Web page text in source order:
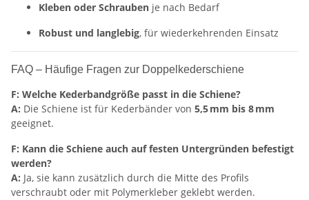
Kleben oder Schrauben je nach Bedarf
Robust und langlebig, für wiederkehrenden Einsatz
FAQ – Häufige Fragen zur Doppelkederschiene
F: Welche Kederbandgröße passt in die Schiene?
A: Die Schiene ist für Kederbänder von 5,5 mm bis 8 mm
geeignet.
F: Kann die Schiene auch auf festen Untergründen befestigt
werden?
A: Ja, sie kann zusätzlich durch die Mitte des Profils
verschraubt oder mit Polymerkleber geklebt werden.